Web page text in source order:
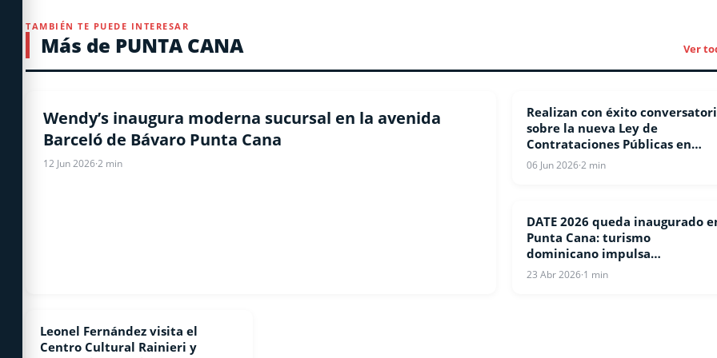
TAMBIÉN TE PUEDE INTERESAR
Más de PUNTA CANA Ver
NOTICIAS
Wendy’s inaugura moderna sucursal en la avenida
Barceló de Bávaro Punta Cana
12 Jun 2026·2 min
NOTICIAS
Realizan con éxito
sobre la nueva Ley de
Contrataciones Públicas en
Punta Cana
06 Jun 2026·2 min
PUNTA CANA
DATE 2026 queda inaugurado
Punta Cana: turismo
dominicano impulsa
crecimiento, empleo y negocios
23 Abr 2026·1 min
NOTICIAS
Leonel Fernández visita el
Centro Cultural Rainieri y